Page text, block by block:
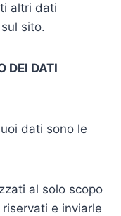
altri dati
sito.
DEI DATI
dati sono le
al solo scopo
e inviarle